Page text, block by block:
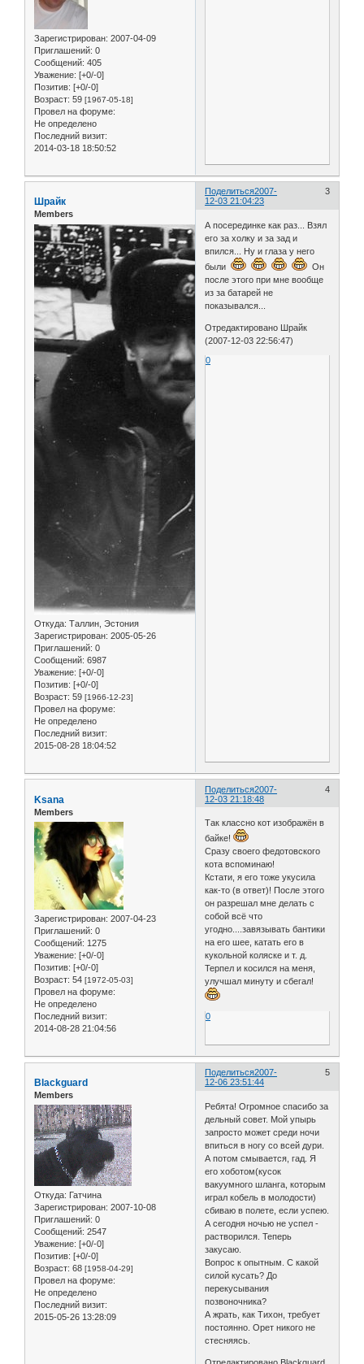
Зарегистрирован: 2007-04-09
Приглашений: 0
Сообщений: 405
Уважение: [+0/-0]
Позитив: [+0/-0]
Возраст: 59 [1967-05-18]
Провел на форуме:
Не определено
Последний визит:
2014-03-18 18:50:52
Поделиться 3
2007-
12-03 21:04:23
Шрайк
Members
Откуда: Таллин, Эстония
Зарегистрирован: 2005-05-26
Приглашений: 0
Сообщений: 6987
Уважение: [+0/-0]
Позитив: [+0/-0]
Возраст: 59 [1966-12-23]
Провел на форуме:
Не определено
Последний визит:
2015-08-28 18:04:52
А посерединке как раз... Взял
его за холку и за зад и
впился... Ну и глаза у него
были
Он
после этого при мне вообще
из за батарей не
показывался...
Отредактировано Шрайк
(2007-12-03 22:56:47)
0
Поделиться 4
2007-
12-03 21:18:48
Ksana
Members
Зарегистрирован: 2007-04-23
Приглашений: 0
Сообщений: 1275
Уважение: [+0/-0]
Позитив: [+0/-0]
Возраст: 54 [1972-05-03]
Провел на форуме:
Не определено
Последний визит:
2014-08-28 21:04:56
Так классно кот изображён в
байке!
Сразу своего федотовского
кота вспоминаю!
Кстати, я его тоже укусила
как-то (в ответ)! После этого
он разрешал мне делать с
собой всё что
угодно....завязывать бантики
на его шее, катать его в
кукольной коляске и т. д.
Терпел и косился на меня,
улучшал минуту и сбегал!
0
Поделиться 5
2007-
12-06 23:51:44
Blackguard
Members
Откуда: Гатчина
Зарегистрирован: 2007-10-08
Приглашений: 0
Сообщений: 2547
Уважение: [+0/-0]
Позитив: [+0/-0]
Возраст: 68 [1958-04-29]
Провел на форуме:
Не определено
Последний визит:
2015-05-26 13:28:09
Ребята! Огромное спасибо за
дельный совет. Мой упырь
запросто может среди ночи
впиться в ногу со всей дури.
А потом смывается, гад. Я
его хоботом(кусок
вакуумного шланга, которым
играл кобель в молодости)
сбиваю в полете, если успею.
А сегодня ночью не успел -
растворился. Теперь
закусаю.
Вопрос к опытным. С какой
силой кусать? До
перекусывания
позвоночника?
А жрать, как Тихон, требует
постоянно. Орет никого не
стесняясь.
Отредактировано Blackguard